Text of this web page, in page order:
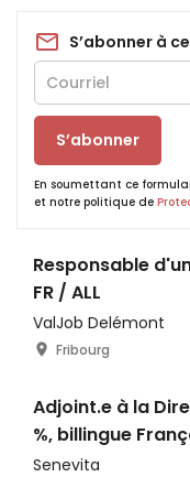
S’abonner à
S’abonner
En soumettant ce
et notre politique de
Responsable
FR / ALL
ValJob Delémont
Fribourg
Adjoint.e à la
%, billingue
Senevita